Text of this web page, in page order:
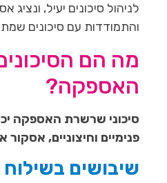
לניהול סיכונים יעיל, ונציג
והתמודדות עם סיכונים
מה הם
האספקה?
סיכוני שרשרת האספקה
פנימיים וחיצוניים,
שיבושים בשילוח